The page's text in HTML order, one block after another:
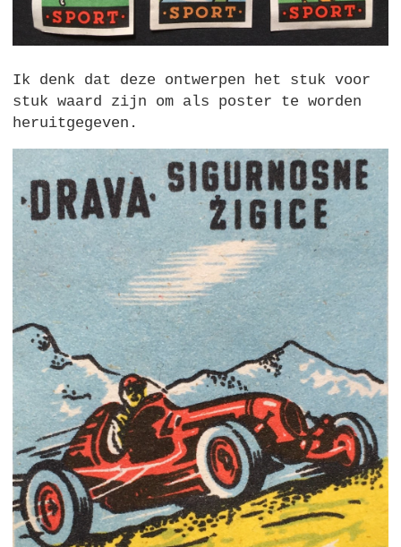
Ik denk dat deze ontwerpen het stuk voor
stuk waard zijn om als poster te worden
heruitgegeven.